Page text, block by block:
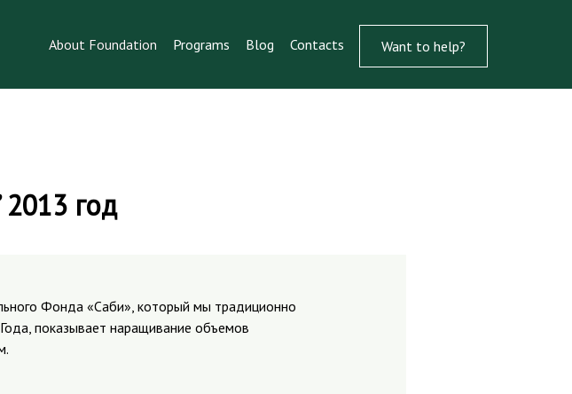
About Foundation Programs Blog Contacts Want to help?
год
Фонда «Саби», который мы традиционно
показывает наращивание объемов